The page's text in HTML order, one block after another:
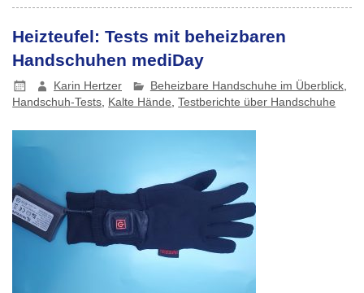
Heizteufel: Tests mit beheizbaren
Handschuhen mediDay
Karin Hertzer Beheizbare Handschuhe im Überblick,
Handschuh-Tests
Kalte Hände ,Testberichte über Handschuhe